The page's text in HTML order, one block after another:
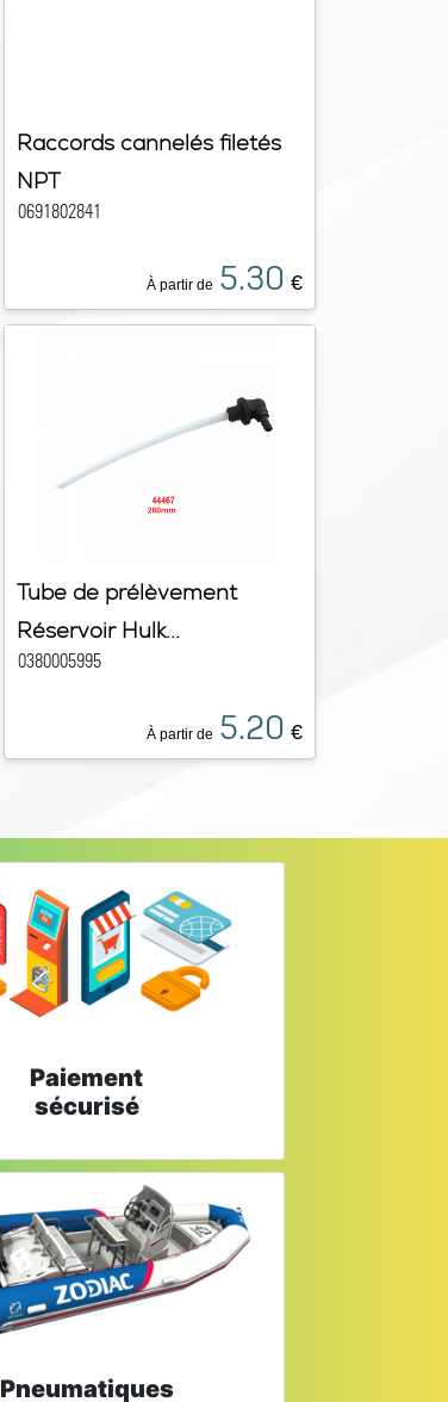
Raccords cannelés filetés
NPT
0691802841
À partir de 5.30 €
Tube de prélèvement
Réservoir Hulk...
0380005995
À partir de 5.20 €
Paiement
sécurisé
Pneumatiques